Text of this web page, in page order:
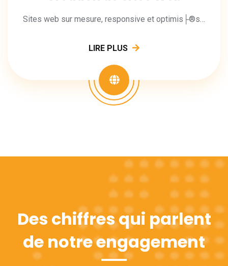
Sites web sur mesure, responsive et optimis├®s SEO pour votre entreprise.
LIRE PLUS
Des chiffres qui parlent
de notre engagement